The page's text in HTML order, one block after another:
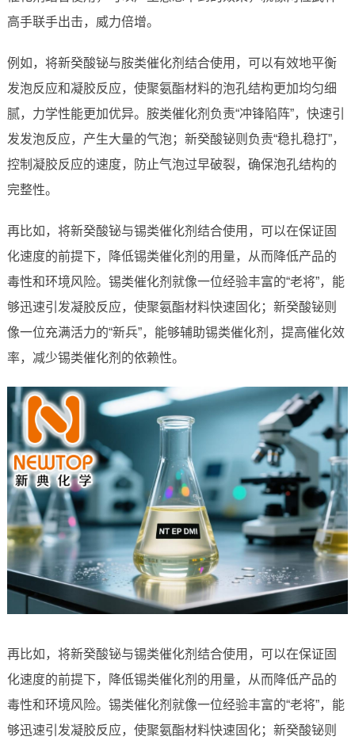
高手联手出击，威力倍增。
例如，将新癸酸铋与胺类催化剂结合使用，可以有效地平衡
发泡反应和凝胶反应，使聚氨酯材料的泡孔结构更加均匀细
腻，力学性能更加优异。胺类催化剂负责“冲锋陷阵”，快速引
发发泡反应，产生大量的气泡；新癸酸铋则负责“稳扎稳打”，
控制凝胶反应的速度，防止气泡过早破裂，确保泡孔结构的
完整性。
再比如，将新癸酸铋与锡类催化剂结合使用，可以在保证固
化速度的前提下，降低锡类催化剂的用量，从而降低产品的
毒性和环境风险。锡类催化剂就像一位经验丰富的“老将”，能
够迅速引发凝胶反应，使聚氨酯材料快速固化；新癸酸铋则
像一位充满活力的“新兵”，能够辅助锡类催化剂，提高催化效
率，减少锡类催化剂的依赖性。
再比如，将新癸酸铋与锡类催化剂结合使用，可以在保证固
化速度的前提下，降低锡类催化剂的用量，从而降低产品的
毒性和环境风险。锡类催化剂就像一位经验丰富的“老将”，能
够迅速引发凝胶反应，使聚氨酯材料快速固化；新癸酸铋则